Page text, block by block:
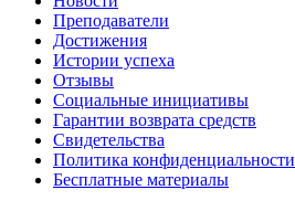
Преподаватели
Достижения
Истории успеха
Отзывы
Социальные инициативы
Гарантии возврата средств
Свидетельства
Политика конфиденциальности
Бесплатные материалы